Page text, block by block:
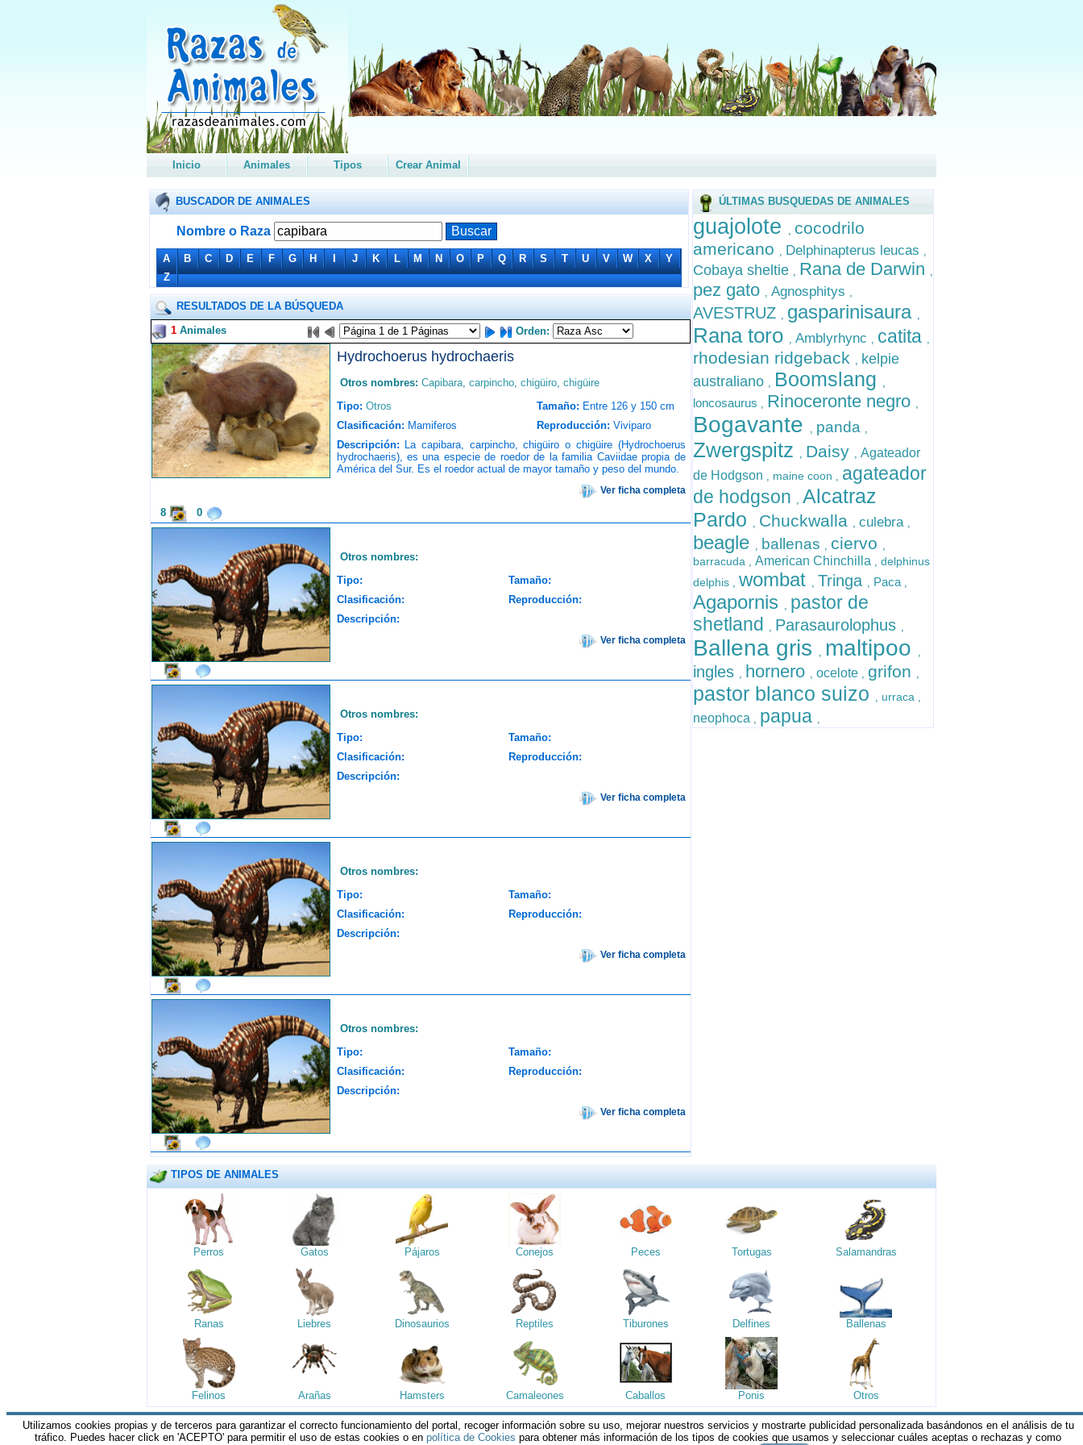
Utilizamos cookies propias y de terceros para garantizar el correcto funcionamiento del portal, recoger información sobre su uso, mejorar nuestros servicios y mostrarte publicidad personalizada basándonos en el análisis de tu
tráfico. Puedes hacer click en 'ACEPTO' para permitir el uso de estas cookies o en política de Cookies para obtener más información de los tipos de cookies que usamos y seleccionar cuáles aceptas o rechazas y como
Inicio Animales Tipos Crear Animal
BUSCADOR DE ANIMALES
Nombre o Raza
A B C D E F G H I J K L M N O P Q R S T U V W X
Y
Z
ÚLTIMAS BUSQUEDAS DE ANIMALES
guajolote , cocodrilo
americano , Delphinapterus leucas ,
Cobaya sheltie , Rana de Darwin ,
pez gato , Agnosphitys ,
AVESTRUZ , gasparinisaura ,
Rana toro , Amblyrhync , catita ,
rhodesian ridgeback , kelpie
australiano , Boomslang ,
loncosaurus , Rinoceronte negro ,
Bogavante , panda ,
Zwergspitz , Daisy , Agateador
de Hodgson , maine coon , agateador
de hodgson , Alcatraz
Pardo , Chuckwalla , culebra ,
beagle , ballenas , ciervo ,
barracuda , American Chinchilla , delphinus
delphis , wombat , Tringa , Paca ,
Agapornis , pastor de
shetland , Parasaurolophus ,
Ballena gris , maltipoo ,
ingles , hornero , ocelote , grifon ,
pastor blanco suizo , urraca ,
neophoca , papua ,
RESULTADOS DE LA BÚSQUEDA
1Animales Orden:
Hydrochoerus hydrochaeris
Otros nombres: Capibara, carpincho, chigüiro, chigüire
Tipo: Otros Tamaño: Entre 126 y 150 cm
Clasificación: Mamiferos Reproducción: Viviparo
Descripción: La capibara, carpincho, chigüiro o chigüire (Hydrochoerus
hydrochaeris), es una especie de roedor de la familia Caviidae propia de
América del Sur. Es el roedor actual de mayor tamaño y peso del mundo.
Ver ficha completa
8 0
Otros nombres:
Tipo:
Tamaño:
Clasificación:
Reproducción:
Descripción:
Ver ficha completa
Otros nombres:
Tipo:
Tamaño:
Clasificación:
Reproducción:
Descripción:
Ver ficha completa
Otros nombres:
Tipo:
Tamaño:
Clasificación:
Reproducción:
Descripción:
Ver ficha completa
Otros nombres:
Tipo:
Tamaño:
Clasificación:
Reproducción:
Descripción:
Ver ficha completa
TIPOS DE ANIMALES
Perros Gatos Pájaros Conejos Peces Tortugas Salamandras
Ranas Liebres Dinosaurios Reptiles Tiburones Delfines Ballenas
Felinos Arañas Hamsters Camaleones Caballos Ponis Otros
HGM Network.com|| Todos los derechos reservados || Al visitar estas páginas, se entiende que acepta losTerminos y Condiciones de nuestros servicios y
política de Privacidad y es mayor de edad en su Pais.